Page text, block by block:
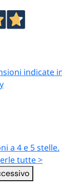
indicate
a 4 e 5 stelle.
tutte >